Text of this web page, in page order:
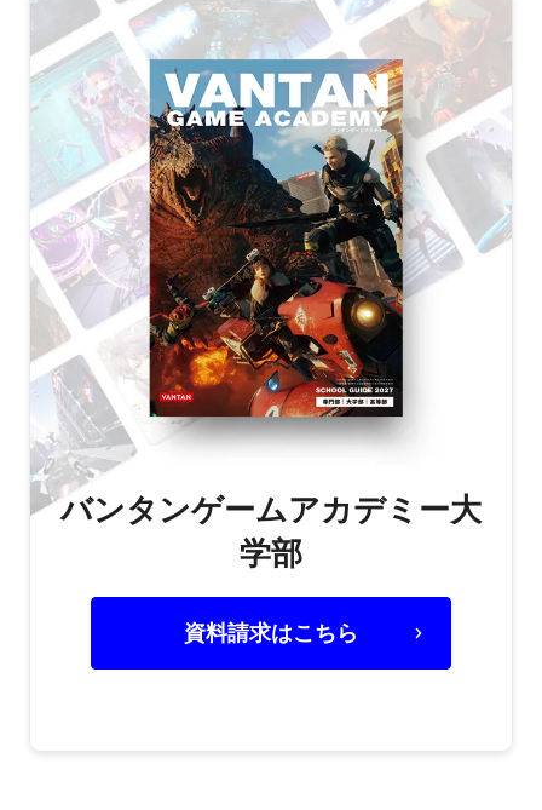
バンタンゲームアカデミー大
学部
資料請求はこちら